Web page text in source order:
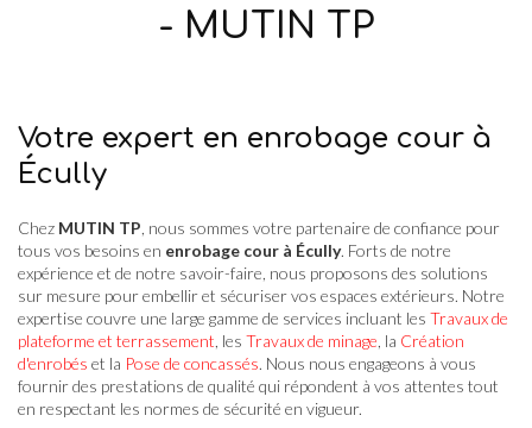
- MUTIN TP
Votre expert en enrobage cour à
Écully
Chez MUTIN TP , nous sommes votre partenaire de confiance pour
tous vos besoins en enrobage cour à Écully. Forts de notre
expérience et de notre savoir-faire, nous proposons des solutions
sur mesure pour embellir et sécuriser vos espaces extérieurs. Notre
expertise couvre une large gamme de services incluant les Travaux de
plateforme et terrassement , les Travaux de minage , la Création
d'enrobés et la Pose de concassés. Nous nous engageons à vous
fournir des prestations de qualité qui répondent à vos attentes tout
en respectant les normes de sécurité en vigueur.